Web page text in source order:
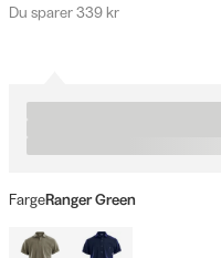
Du sparer 339 kr
FargeRanger Green